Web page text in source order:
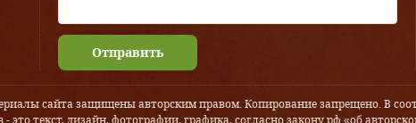
Отправить
сайта защищены авторским правом. Копирование запрещено. В